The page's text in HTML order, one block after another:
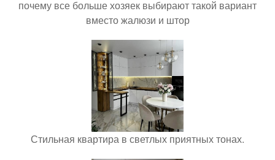
почему все больше хозяек выбирают такой вариант
вместо жалюзи и штор
Стильная квартира в светлых приятных тонах.